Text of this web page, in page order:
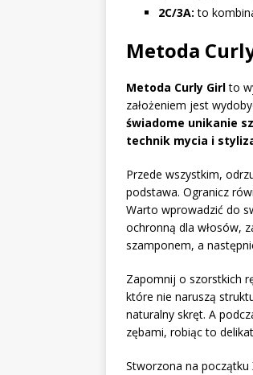
2C/3A: to
Metoda
Metoda Curly Girlto
założeniem jest
świadome unikanie
technik mycia i
Przede wszystkim,
podstawa. Ogranicz
Warto wprowadzić do
ochronną dla włosów,
szamponem, a
Zapomnij o szorstkich
które nie naruszą
naturalny skręt. A
zębami, robiąc to
Stworzona na początku